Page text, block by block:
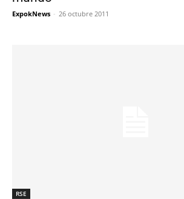
ExpokNews - 26 octubre 2011
RSE